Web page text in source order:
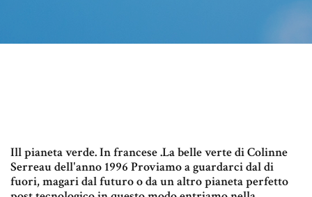
Ill pianeta verde. In francese .La belle verte di Colinne
Serreau dell'anno 1996 Proviamo a guardarci dal di
fuori, magari dal futuro o da un altro pianeta perfetto